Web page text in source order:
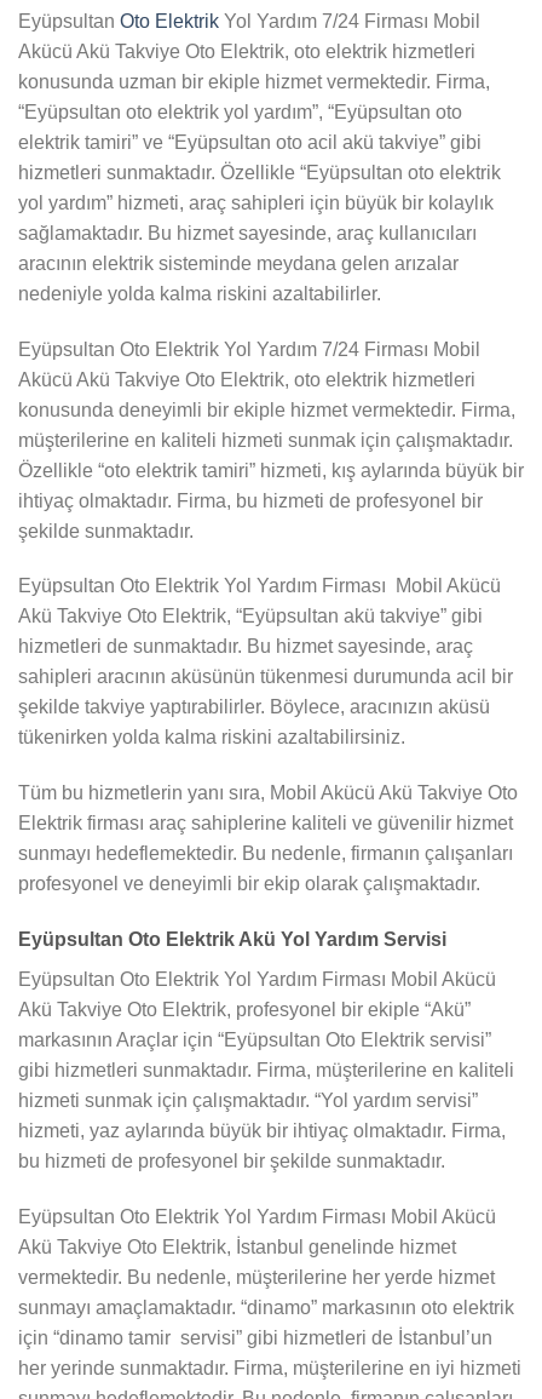
Eyüpsultan Oto Elektrik Yol Yardım 7/24 Firması Mobil
Akücü Akü Takviye Oto Elektrik, oto elektrik hizmetleri
konusunda uzman bir ekiple hizmet vermektedir. Firma,
“Eyüpsultan oto elektrik yol yardım”, “Eyüpsultan oto
elektrik tamiri” ve “Eyüpsultan oto acil akü takviye” gibi
hizmetleri sunmaktadır. Özellikle “Eyüpsultan oto elektrik
yol yardım” hizmeti, araç sahipleri için büyük bir kolaylık
sağlamaktadır. Bu hizmet sayesinde, araç kullanıcıları
aracının elektrik sisteminde meydana gelen arızalar
nedeniyle yolda kalma riskini azaltabilirler.
Eyüpsultan Oto Elektrik Yol Yardım 7/24 Firması Mobil
Akücü Akü Takviye Oto Elektrik, oto elektrik hizmetleri
konusunda deneyimli bir ekiple hizmet vermektedir. Firma,
müşterilerine en kaliteli hizmeti sunmak için çalışmaktadır.
Özellikle “oto elektrik tamiri” hizmeti, kış aylarında büyük bir
ihtiyaç olmaktadır. Firma, bu hizmeti de profesyonel bir
şekilde sunmaktadır.
Eyüpsultan Oto Elektrik Yol Yardım Firması Mobil Akücü
Akü Takviye Oto Elektrik, “Eyüpsultan akü takviye” gibi
hizmetleri de sunmaktadır. Bu hizmet sayesinde, araç
sahipleri aracının aküsünün tükenmesi durumunda acil bir
şekilde takviye yaptırabilirler. Böylece, aracınızın aküsü
tükenirken yolda kalma riskini azaltabilirsiniz.
Tüm bu hizmetlerin yanı sıra, Mobil Akücü Akü Takviye Oto
Elektrik firması araç sahiplerine kaliteli ve güvenilir hizmet
sunmayı hedeflemektedir. Bu nedenle, firmanın çalışanları
profesyonel ve deneyimli bir ekip olarak çalışmaktadır.
Eyüpsultan Oto Elektrik Akü Yol Yardım Servisi
Eyüpsultan Oto Elektrik Yol Yardım Firması Mobil Akücü
Akü Takviye Oto Elektrik, profesyonel bir ekiple “Akü”
markasının Araçlar için “Eyüpsultan Oto Elektrik servisi”
gibi hizmetleri sunmaktadır. Firma, müşterilerine en kaliteli
hizmeti sunmak için çalışmaktadır. “Yol yardım servisi”
hizmeti, yaz aylarında büyük bir ihtiyaç olmaktadır. Firma,
bu hizmeti de profesyonel bir şekilde sunmaktadır.
Eyüpsultan Oto Elektrik Yol Yardım Firması Mobil Akücü
Akü Takviye Oto Elektrik, İstanbul genelinde hizmet
vermektedir. Bu nedenle, müşterilerine her yerde hizmet
sunmayı amaçlamaktadır. “dinamo” markasının oto elektrik
için “dinamo tamir servisi” gibi hizmetleri de İstanbul’un
her yerinde sunmaktadır. Firma, müşterilerine en iyi hizmeti